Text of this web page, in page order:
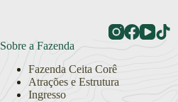
Sobre a Fazenda
Fazenda Ceita Corê
Atrações e Estrutura
Ingresso